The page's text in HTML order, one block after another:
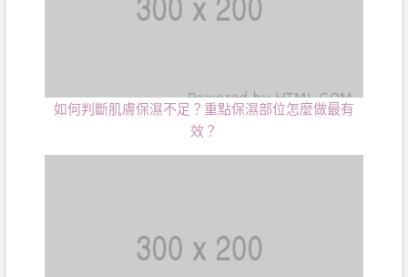
如何判斷肌膚保濕不足？重點保濕部位怎麼做最有
效？